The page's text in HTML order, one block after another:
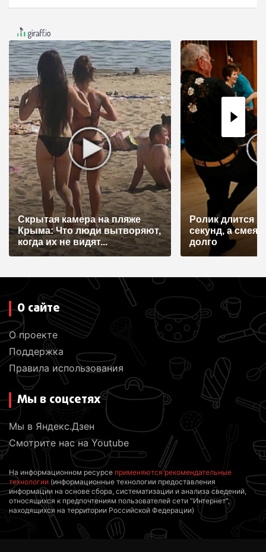
а
ц
и
я
п
о
з
а
п
и
с
я
м
Скрытая камера на пляже
Крыма: Что люди вытворяют,
когда их не видят...
Ролик длится
секунд, а
долго
О сайте
О проекте
Поддержка
Правила использования
Мы в соцсетях
Мы в Яндекс.Дзен
Смотрите нас на Youtube
На информационном ресурсе применяются рекомендательные
технологии (информационные технологии предоставления
информации на основе сбора, систематизации и анализа сведений,
относящихся к предпочтениям пользователей сети "Интернет",
находящихся на территории Российской Федерации)